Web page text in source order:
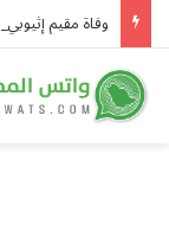
وفاة مقيم